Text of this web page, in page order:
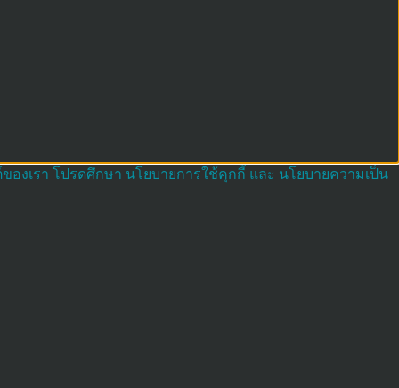
องเรา โปรดศึกษา นโยบายการใช้คุกกี้ และ นโยบายความเป็น